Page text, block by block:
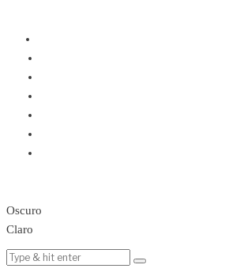
Oscuro
Claro